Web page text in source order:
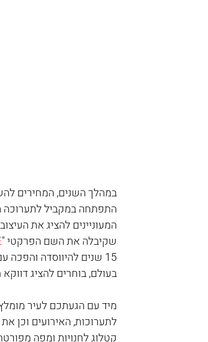
במהלך השנים, המחירים
התפתחה במקביל לתערוכה
המעוניינים להציג את
שקיבלה את השם הפרקטי "
15 שנים להיווסדה
בעולם, בוחרים להציג
קטלוג לחנויות ומפה